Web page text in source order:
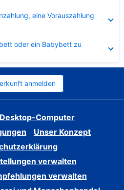
eine Vorauszahlung
oder ein Babybett zu
anmelden
Computer
Unser Konzept
verwalten
verwalten